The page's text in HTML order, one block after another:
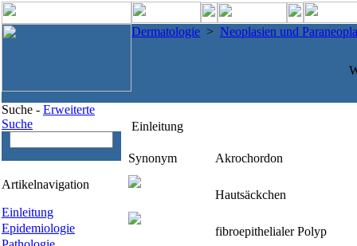
Dermatologie > Neoplasien und
Suche - Erweiterte
Suche
Artikelnavigation
Einleitung
Epidemiologie
Einleitung
Synonym Akrochordon
Hautsäckchen
fibroepithelialer Polyp